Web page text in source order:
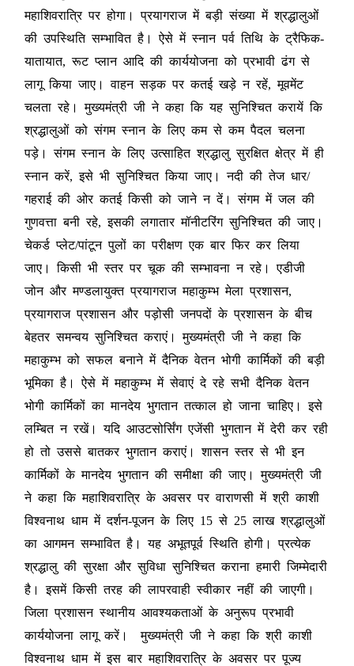
महाशिवरात्रि पर होगा। प्रयागराज में बड़ी संख्या में श्रद्धालुओं
की उपस्थिति सम्भावित है। ऐसे में स्नान पर्व तिथि के ट्रैफिक-
यातायात, रूट प्लान आदि की कार्ययोजना को प्रभावी ढंग से
लागू किया जाए। वाहन सड़क पर कतई खड़े न रहें, मूवमेंट
चलता रहे। मुख्यमंत्री जी ने कहा कि यह सुनिश्चित करायें कि
श्रद्धालुओं को संगम स्नान के लिए कम से कम पैदल चलना
पड़े। संगम स्नान के लिए उत्साहित श्रद्धालु सुरक्षित क्षेत्र में ही
स्नान करें, इसे भी सुनिश्चित किया जाए। नदी की तेज धार/
गहराई की ओर कतई किसी को जाने न दें। संगम में जल की
गुणवत्ता बनी रहे, इसकी लगातार मॉनीटरिंग सुनिश्चित की जाए।
चेकर्ड प्लेट/पांटून पुलों का परीक्षण एक बार फिर कर लिया
जाए। किसी भी स्तर पर चूक की सम्भावना न रहे। एडीजी
जोन और मण्डलायुक्त प्रयागराज महाकुम्भ मेला प्रशासन,
प्रयागराज प्रशासन और पड़ोसी जनपदों के प्रशासन के बीच
बेहतर समन्वय सुनिश्चित कराएं। मुख्यमंत्री जी ने कहा कि
महाकुम्भ को सफल बनाने में दैनिक वेतन भोगी कार्मिकों की बड़ी
भूमिका है। ऐसे में महाकुम्भ में सेवाएं दे रहे सभी दैनिक वेतन
भोगी कार्मिकों का मानदेय भुगतान तत्काल हो जाना चाहिए। इसे
लम्बित न रखें। यदि आउटसोर्सिंग एजेंसी भुगतान में देरी कर रही
हो तो उससे बातकर भुगतान कराएं। शासन स्तर से भी इन
कार्मिकों के मानदेय भुगतान की समीक्षा की जाए। मुख्यमंत्री जी
ने कहा कि महाशिवरात्रि के अवसर पर वाराणसी में श्री काशी
विश्वनाथ धाम में दर्शन-पूजन के लिए 15 से 25 लाख श्रद्धालुओं
का आगमन सम्भावित है। यह अभूतपूर्व स्थिति होगी। प्रत्येक
श्रद्धालु की सुरक्षा और सुविधा सुनिश्चित कराना हमारी जिम्मेदारी
है। इसमें किसी तरह की लापरवाही स्वीकार नहीं की जाएगी।
जिला प्रशासन स्थानीय आवश्यकताओं के अनुरूप प्रभावी
कार्ययोजना लागू करें। मुख्यमंत्री जी ने कहा कि श्री काशी
विश्वनाथ धाम में इस बार महाशिवरात्रि के अवसर पर पूज्य